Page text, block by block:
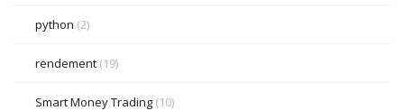
python (2)
rendement (19)
Smart Money Trading (10)